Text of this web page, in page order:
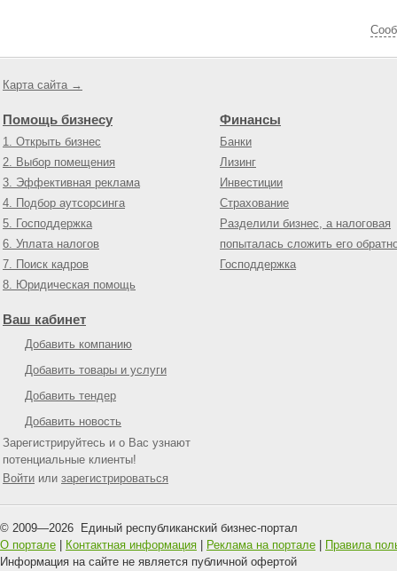
Карта сайта →
Помощь бизнесу
1. Открыть бизнес
2. Выбор помещения
3. Эффективная реклама
4. Подбор аутсорсинга
5. Господдержка
6. Уплата налогов
7. Поиск кадров
8. Юридическая помощь
Финансы
Банки
Лизинг
Инвестиции
Страхование
Разделили бизнес, а налоговая
попыталась сложить его
Господдержка
Ваш кабинет
Добавить компанию
Добавить товары и услуги
Добавить тендер
Добавить новость
Зарегистрируйтесь и о Вас узнают
потенциальные клиенты!
Войти или зарегистрироваться
© 2009—2026 Единый республиканский бизнес-портал
О портале
Контактная информация Реклама на портале
Правила
Информация на сайте не является публичной офертой